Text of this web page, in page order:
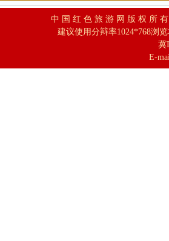
中 国 红 色 旅 游 网 版 权 所
建议使用分辩率1024*768浏
冀
E-